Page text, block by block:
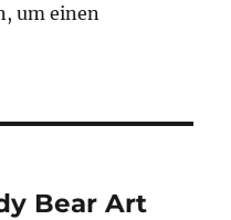
um einen
Bear Art